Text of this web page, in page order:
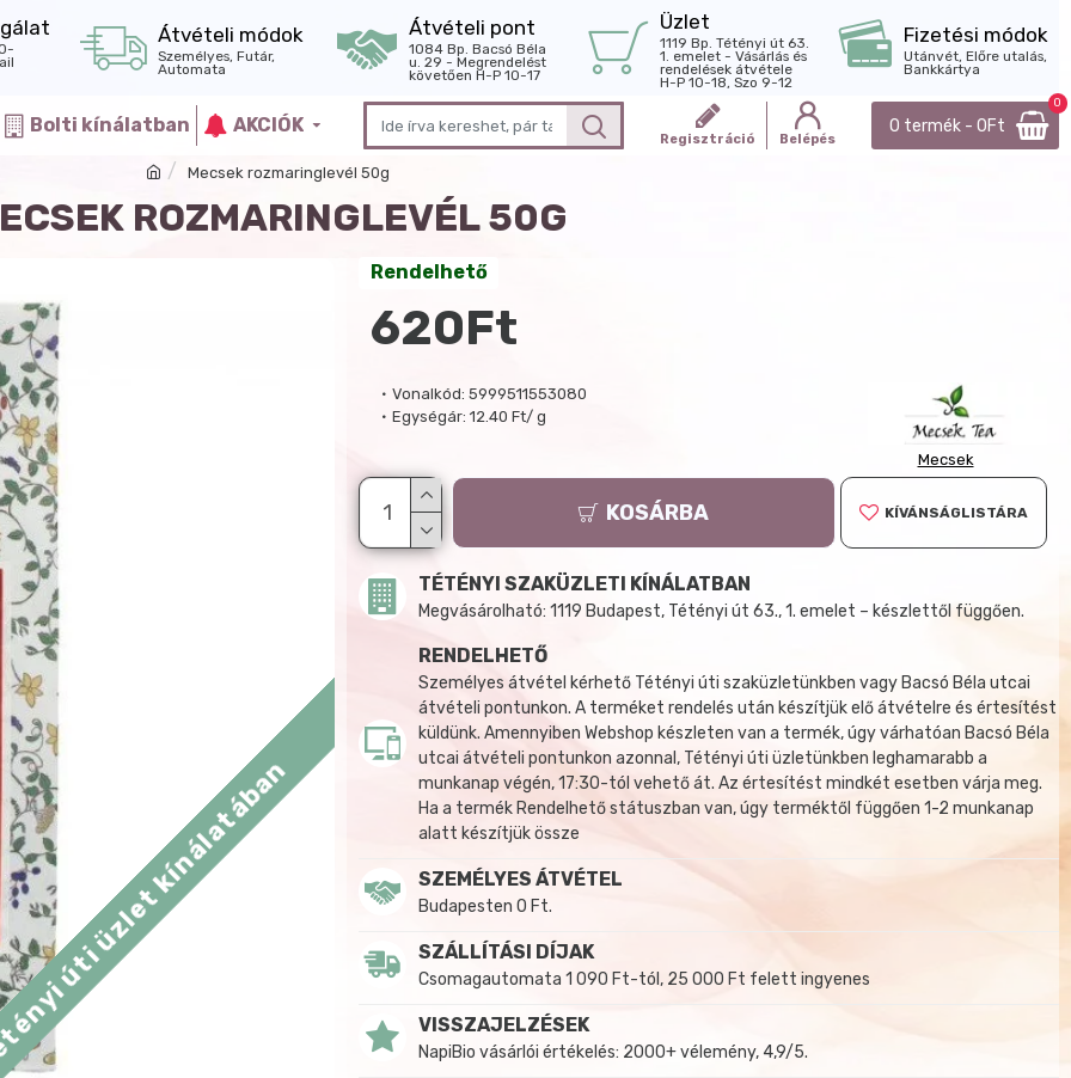
Átvételi módok
Személyes, Futár,
Automata
Átvételi pont
1084 Bp. Bacsó Béla
u. 29 - Megrendelést
követően H-P 10-17
Üzlet
1119 Bp. Tétényi út 63.
1. emelet - Vásárlás és
rendelések átvétele
H-P 10-18, Szo 9-12
Fizetési módok
Utánvét, Előre utalás,
Bankkártya
Bolti kínálatban AKCIÓK
Regisztráció Belépés
0 termék - 0Ft
0
Mecsek rozmaringlevél 50g
ROZMARINGLEVÉL 50G
üzlet kínálatában
Vonalkód: 5999511553080
Egységár: 12.40 Ft/ g
Mecsek
Rendelhető
620Ft
KOSÁRBA KÍVÁNSÁGLISTÁRA
TÉTÉNYI SZAKÜZLETI KÍNÁLATBAN
Megvásárolható: 1119 Budapest, Tétényi út 63., 1. emelet – készlettől függően.
RENDELHETŐ
Személyes átvétel kérhető Tétényi úti szaküzletünkben vagy Bacsó Béla utcai
átvételi pontunkon. A terméket rendelés után készítjük elő átvételre és értesítést
küldünk. Amennyiben Webshop készleten van a termék, úgy várhatóan Bacsó Béla
utcai átvételi pontunkon azonnal, Tétényi úti üzletünkben leghamarabb a
munkanap végén, 17:30-tól vehető át. Az értesítést mindkét esetben várja meg.
Ha a termék Rendelhető státuszban van, úgy terméktől függően 1-2 munkanap
alatt készítjük össze
SZEMÉLYES ÁTVÉTEL
Budapesten 0 Ft.
SZÁLLÍTÁSI DÍJAK
Csomagautomata 1 090 Ft-tól, 25 000 Ft felett ingyenes
VISSZAJELZÉSEK
NapiBio vásárlói értékelés: 2000+ vélemény, 4,9/5.